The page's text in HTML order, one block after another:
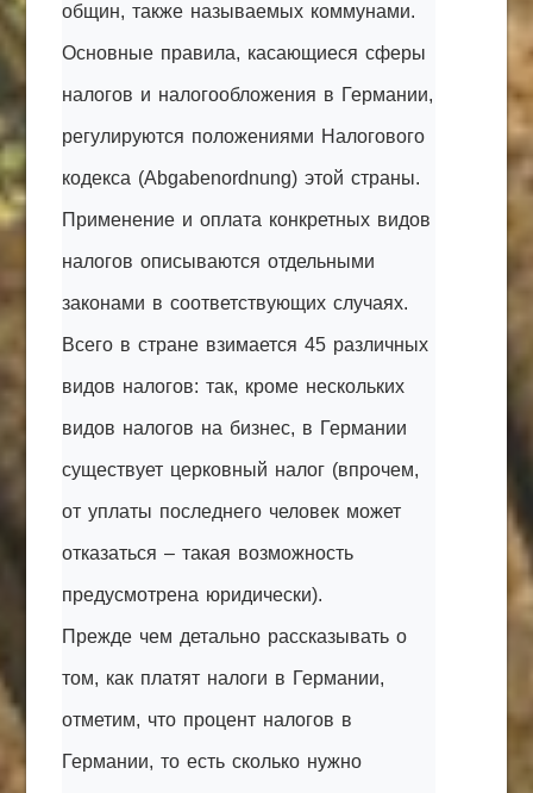
общин, также называемых коммунами.
Основные правила, касающиеся сферы
налогов и налогообложения в Германии,
регулируются положениями Налогового
кодекса (Abgabenordnung) этой страны.
Применение и оплата конкретных видов
налогов описываются отдельными
законами в соответствующих случаях.
Всего в стране взимается 45 различных
видов налогов: так, кроме нескольких
видов налогов на бизнес, в Германии
существует церковный налог (впрочем,
от уплаты последнего человек может
отказаться – такая возможность
предусмотрена юридически).
Прежде чем детально рассказывать о
том, как платят налоги в Германии,
отметим, что процент налогов в
Германии, то есть сколько нужно